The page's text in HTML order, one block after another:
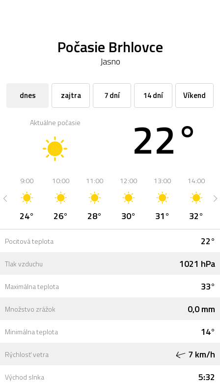
Počasie Brhlovce
Jasno
dnes zajtra 7 dní 14 dní Víkend
Aktuálne počasie 22°
9:00
24°
10:00
26°
11:00
28°
12:00
30°
13:00
31°
14:00
32°
Pocitová teplota 22°
Tlak vzduchu 1021 hPa
Maximálna teplota 33°
Množstvo zrážok 0,0 mm
Minimálna teplota 14°
Rýchlosť vetra 7 km/h
Východ slnka 5:32